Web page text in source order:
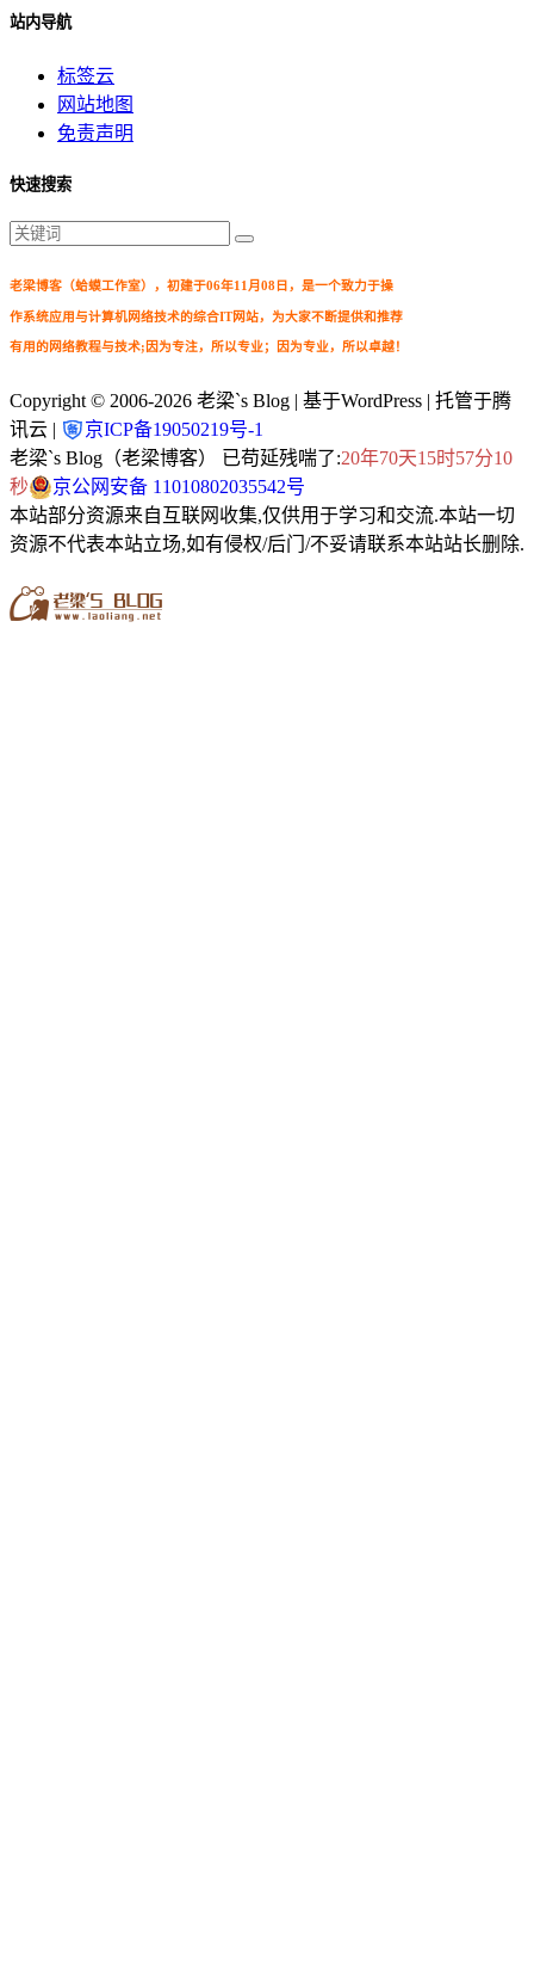
站内导航
标签云
网站地图
免责声明
快速搜索
老梁博客（蛤蟆工作室），初建于06年11月08日，是一个致力于操
作系统应用与计算机网络技术的综合IT网站，为大家不断提供和推荐
有用的网络教程与技术;因为专注，所以专业；因为专业，所以卓越！
Copyright © 2006-2026 老梁`s Blog | 基于WordPress | 托管于腾
讯云 |
京ICP备19050219号-1
老梁`s Blog（老梁博客） 已苟延残喘了:20年70天15时57分11
秒
京公网安备 11010802035542号
本站部分资源来自互联网收集,仅供用于学习和交流.本站一切
资源不代表本站立场,如有侵权/后门/不妥请联系本站站长删除.